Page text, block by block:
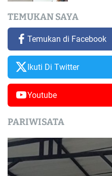
TEMUKAN SAYA
Temukan di Facebook
Ikuti Di Twitter
Youtube
PARIWISATA